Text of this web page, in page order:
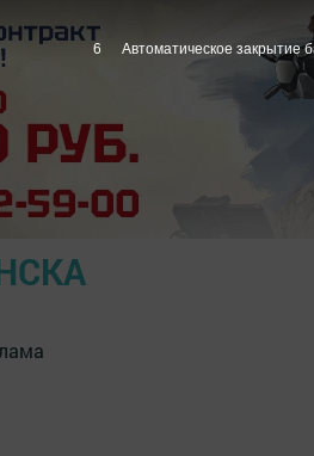
5 Автоматическое закрытие